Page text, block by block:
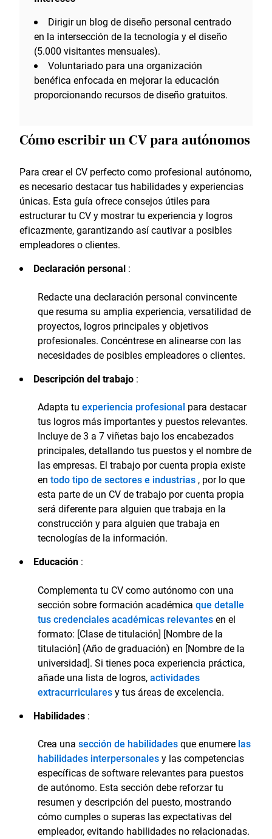
Dirigir un blog de diseño personal centrado
en la intersección de la tecnología y el diseño
(5.000 visitantes mensuales).
Voluntariado para una organización
benéfica enfocada en mejorar la educación
proporcionando recursos de diseño gratuitos.
Cómo escribir un CV para autónomos
Para crear el CV perfecto como profesional autónomo,
es necesario destacar tus habilidades y experiencias
únicas. Esta guía ofrece consejos útiles para
estructurar tu CV y mostrar tu experiencia y logros
eficazmente, garantizando así cautivar a posibles
empleadores o clientes.
Declaración personal :
Redacte una declaración personal convincente
que resuma su amplia experiencia, versatilidad de
proyectos, logros principales y objetivos
profesionales. Concéntrese en alinearse con las
necesidades de posibles empleadores o clientes.
Descripción del trabajo :
Adapta tu experiencia profesional para destacar
tus logros más importantes y puestos relevantes.
Incluye de 3 a 7 viñetas bajo los encabezados
principales, detallando tus puestos y el nombre de
las empresas. El trabajo por cuenta propia existe
en todo tipo de sectores e industrias , por lo que
esta parte de un CV de trabajo por cuenta propia
será diferente para alguien que trabaja en la
construcción y para alguien que trabaja en
tecnologías de la información.
Educación :
Complementa tu CV como autónomo con una
sección sobre formación académica que detalle
tus credenciales académicas relevantesen el
formato: [Clase de titulación] [Nombre de la
titulación] (Año de graduación) en [Nombre de la
universidad]. Si tienes poca experiencia práctica,
añade una lista de logros,actividades
extracurricularesy tus áreas de excelencia.
Habilidades :
Crea una sección de habilidadesque enumere las
habilidades interpersonalesy las competencias
específicas de software relevantes para puestos
de autónomo. Esta sección debe reforzar tu
resumen y descripción del puesto, mostrando
cómo cumples o superas las expectativas del
empleador, evitando habilidades no relacionadas.